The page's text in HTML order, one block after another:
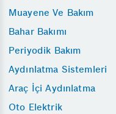
Muayene Ve Bakım
Bahar Bakımı
Periyodik Bakım
Aydınlatma Sistemleri
Araç İçi Aydınlatma
Oto Elektrik